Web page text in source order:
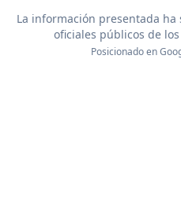
La información presentada
oficiales públicos de
Posicionado en